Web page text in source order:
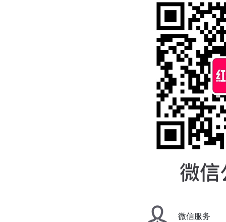
微信服务